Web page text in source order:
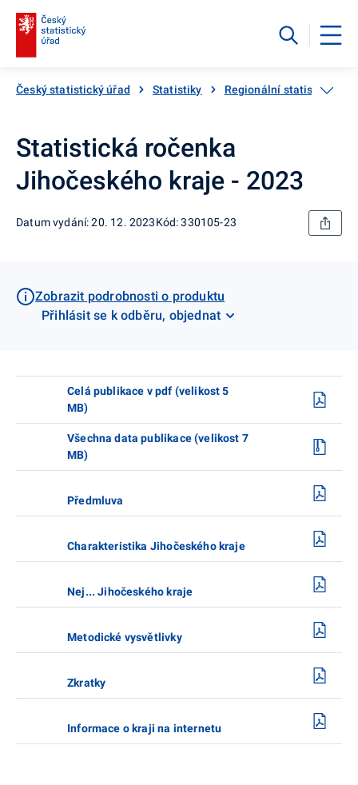
Český statistický úřad Statistiky Regionální statistiky
Statistická ročenka
Jihočeského kraje - 2023
Datum vydání: 20. 12. 2023Kód: 330105-23
Zobrazit podrobnosti o produktu
Přihlásit se k odběru, objednat
Celá publikace v pdf (velikost 5
MB)
Všechna data publikace (velikost 7
MB)
Předmluva
Charakteristika Jihočeského kraje
Nej... Jihočeského kraje
Metodické vysvětlivky
Zkratky
Informace o kraji na internetu